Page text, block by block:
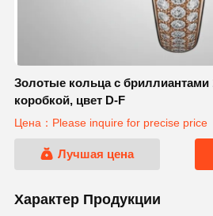
Золотые кольца с бриллиантами
коробкой, цвет D-F
Цена：Please inquire for precise price
Лучшая цена
Характер Продукции